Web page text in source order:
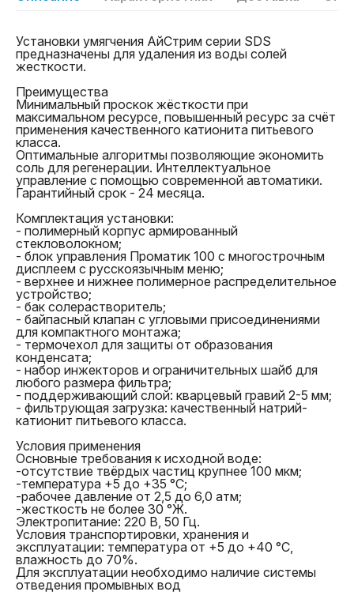
Установки умягчения АйСтрим серии SDS
предназначены для удаления из воды солей
жесткости.
Преимущества
Минимальный проскок жёсткости при
максимальном ресурсе, повышенный ресурс за счёт
применения качественного катионита питьевого
класса.
Оптимальные алгоритмы позволяющие экономить
соль для регенерации. Интеллектуальное
управление с помощью современной автоматики.
Гарантийный срок - 24 месяца.
Комплектация установки:
- полимерный корпус армированный
стекловолокном;
- блок управления Проматик 100 с многострочным
дисплеем с русскоязычным меню;
- верхнее и нижнее полимерное распределительное
устройство;
- бак солерастворитель;
- байпасный клапан с угловыми присоединениями
для компактного монтажа;
- термочехол для защиты от образования
конденсата;
- набор инжекторов и ограничительных шайб для
любого размера фильтра;
- поддерживающий слой: кварцевый гравий 2-5 мм;
- фильтрующая загрузка: качественный натрий-
катионит питьевого класса.
Условия применения
Основные требования к исходной воде:
-отсутствие твёрдых частиц крупнее 100 мкм;
-температура +5 до +35 °С;
-рабочее давление от 2,5 до 6,0 атм;
-жесткость не более 30 °Ж.
Электропитание: 220 В, 50 Гц.
Условия транспортировки, хранения и
эксплуатации: температура от +5 до +40 °С,
влажность до 70%.
Для эксплуатации необходимо наличие системы
отведения промывных вод
Страна производства
Россия
Бренд
АйСтрим
Тип
Тип
солевым баком
Производитель
Гидросистемы
Производительность
номинальная
0,7 м3/час
Производительность
максимальная
1,3 м3/час
Поток обратной
промывки
0,3 м3/час
Электропитание
однофазное 230 В
Вход-выход-дренаж
Объём фильтрующей
загрузки
17 л
Поддерживающий слой
(гравий)
5 кг
Условный диаметр
корпуса установки
200 мм
Самовывоз Воронеж. После оформления заказа
менеджер свяжется с вами, чтобы согласовать
дату и время визита. Не забудьте взять с собой
паспорт и документ об оплате (если оплата уже
произведена);
Экспресс-доставка курьером для жителей региона,
если нужно получить заказ на следующий день
после оформления;
Отправка в регионы России для клиентов из других
городов через ведущие транспортные компании.
Сроки варьируются от 2 до 7 дней в зависимости
от удаленности региона.
Перевод на карту Сбербанка для физических лиц c
любых платежных систем (Visa, MasterCard, МИР и
СБП);
Безналичный расчет для организаций, мы
предоставляем полный пакет документов и
выставление счета по вашим реквизитам.
Если установлено, что недостатки возникли по
вине продавца или производителя, замена изделия
и его доставка покупателю осуществляются за
счет продавца.
Если выявлено, что дефекты вызваны нарушениями
правил эксплуатации или иными обстоятельствами,
не зависящими от продавца, товар возвращается
покупателю в исправленном виде (при
возможности ремонта) либо без изменений.
условиями гарантийного
обслуживания